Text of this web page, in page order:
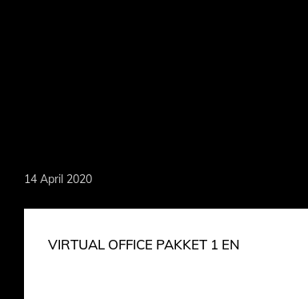
14 April 2020
VIRTUAL OFFICE PAKKET 1 EN